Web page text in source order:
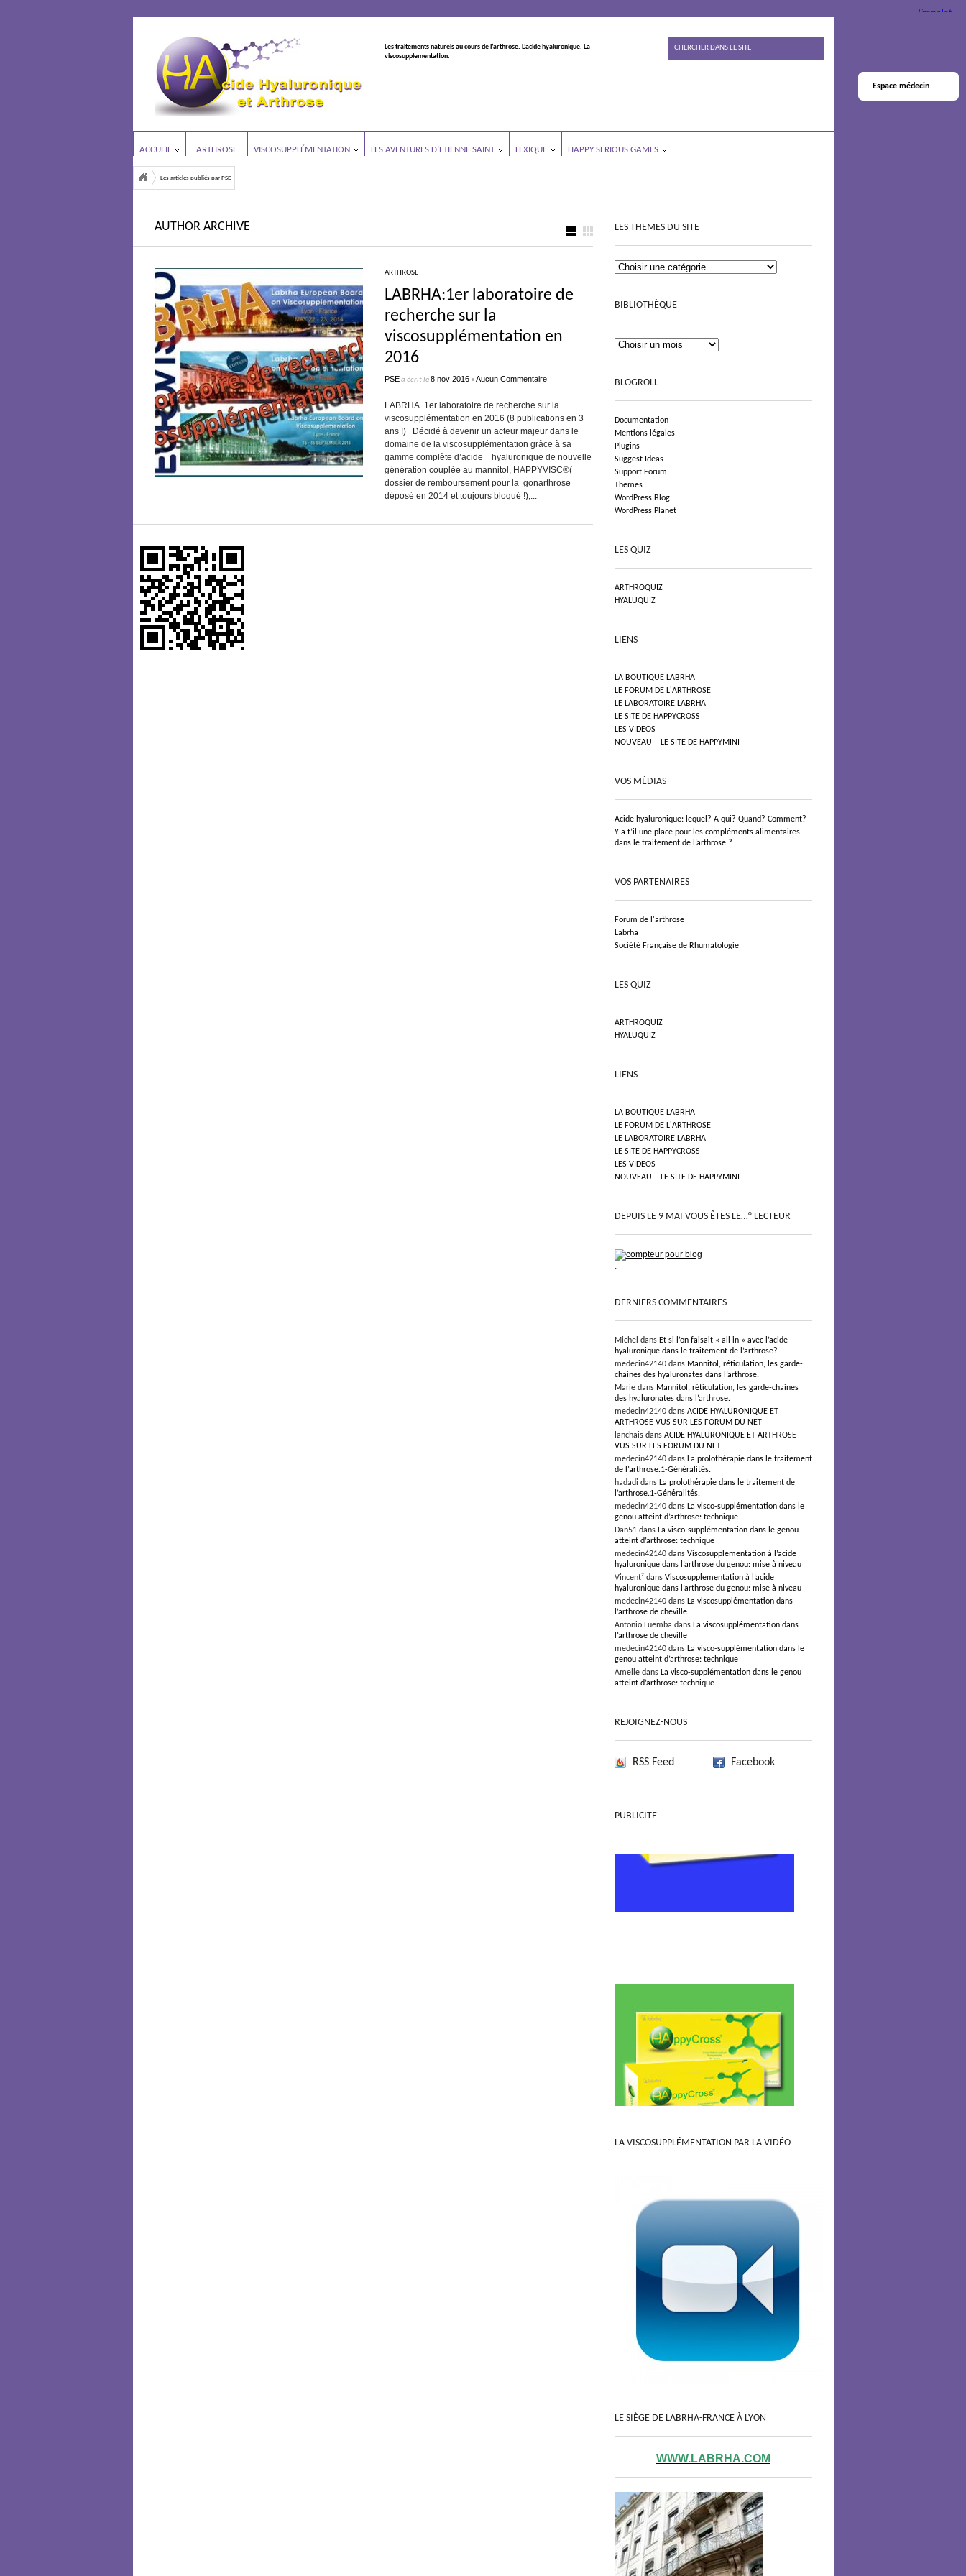
Les traitements naturels au cours de l’arthrose. L’acide hyaluronique. La
viscosupplementation.
ACCUEIL ARTHROSE VISCOSUPPLÉMENTATION LES AVENTURES D’ETIENNE SAINT LEXIQUE HAPPY SERIOUS GAMES
Les articles publiés par PSE
AUTHOR ARCHIVE
ARTHROSE
LABRHA:1er laboratoire de
recherche sur la
viscosupplémentation en
2016
PSEa écrit le8 nov 2016 •Aucun Commentaire
LABRHA 1er laboratoire de recherche sur la
viscosupplémentation en 2016 (8 publications en 3
ans !) Décidé à devenir un acteur majeur dans le
domaine de la viscosupplémentation grâce à sa
gamme complète d’acide hyaluronique de nouvelle
génération couplée au mannitol, HAPPYVISC®(
dossier de remboursement pour la gonarthrose
déposé en 2014 et toujours bloqué !),...
LES THEMES DU SITE
BIBLIOTHÈQUE
BLOGROLL
Documentation
Mentions légales
Plugins
Suggest Ideas
Support Forum
Themes
WordPress Blog
WordPress Planet
LES QUIZ
ARTHROQUIZ
HYALUQUIZ
LIENS
LA BOUTIQUE LABRHA
LE FORUM DE L'ARTHROSE
LE LABORATOIRE LABRHA
LE SITE DE HAPPYCROSS
LES VIDEOS
NOUVEAU – LE SITE DE HAPPYMINI
VOS MÉDIAS
Acide hyaluronique: lequel? A qui? Quand? Comment?
Y-a t’il une place pour les compléments alimentaires
dans le traitement de l’arthrose ?
VOS PARTENAIRES
Forum de l'arthrose
Labrha
Société Française de Rhumatologie
LES QUIZ
ARTHROQUIZ
HYALUQUIZ
LIENS
LA BOUTIQUE LABRHA
LE FORUM DE L'ARTHROSE
LE LABORATOIRE LABRHA
LE SITE DE HAPPYCROSS
LES VIDEOS
NOUVEAU – LE SITE DE HAPPYMINI
DEPUIS LE 9 MAI VOUS ÊTES LE…° LECTEUR
.
DERNIERS COMMENTAIRES
Michel dans Et si l’on faisait « all in » avec l’acide
hyaluronique dans le traitement de l’arthrose?
medecin42140 dans Mannitol, réticulation, les garde-
chaines des hyaluronates dans l’arthrose.
Marie dans Mannitol, réticulation, les garde-chaines
des hyaluronates dans l’arthrose.
medecin42140 dans ACIDE HYALURONIQUE ET
ARTHROSE VUS SUR LES FORUM DU NET
lanchais dans ACIDE HYALURONIQUE ET ARTHROSE
VUS SUR LES FORUM DU NET
medecin42140 dans La prolothérapie dans le traitement
de l’arthrose.1-Généralités.
hadadi dans La prolothérapie dans le traitement de
l’arthrose.1-Généralités.
medecin42140 dans La visco-supplémentation dans le
genou atteint d’arthrose: technique
Dan51 dans La visco-supplémentation dans le genou
atteint d’arthrose: technique
medecin42140 dans Viscosupplementation à l’acide
hyaluronique dans l’arthrose du genou: mise à niveau
Vincent² dans Viscosupplementation à l’acide
hyaluronique dans l’arthrose du genou: mise à niveau
medecin42140 dans La viscosupplémentation dans
l’arthrose de cheville
Antonio Luemba dans La viscosupplémentation dans
l’arthrose de cheville
medecin42140 dans La visco-supplémentation dans le
genou atteint d’arthrose: technique
Amelle dans La visco-supplémentation dans le genou
atteint d’arthrose: technique
REJOIGNEZ-NOUS
RSS Feed Facebook
PUBLICITE
LA VISCOSUPPLÉMENTATION PAR LA VIDÉO
LE SIÈGE DE LABRHA-FRANCE À LYON
WWW.LABRHA.COM
Espace médecin